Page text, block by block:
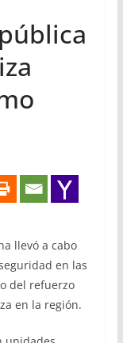
llevó a cabo
en las
del refuerzo
en la región.